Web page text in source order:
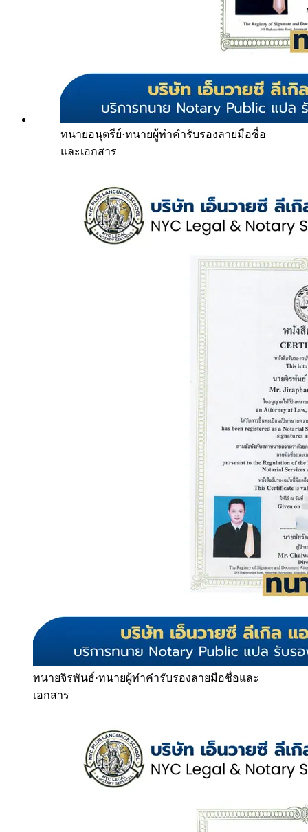
ทนายอนุตรีย์·ทนายผู้ทำคำรับรองลายมือชื่อ
และเอกสาร
ทนายจิรพันธ์·ทนายผู้ทำคำรับรองลายมือชื่อและ
เอกสาร